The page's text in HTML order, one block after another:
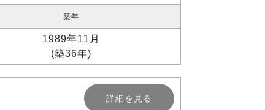
築年
1989年11月
(築36年)
詳細を見る